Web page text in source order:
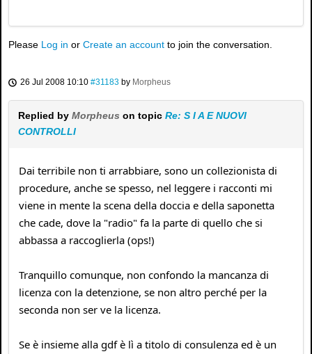
Please Log in or Create an account to join the conversation.
26 Jul 2008 10:10 #31183 by Morpheus
Replied by Morpheus on topic Re: S I A E NUOVI
CONTROLLI
Dai terribile non ti arrabbiare, sono un collezionista di
procedure, anche se spesso, nel leggere i racconti mi
viene in mente la scena della doccia e della saponetta
che cade, dove la "radio" fa la parte di quello che si
abbassa a raccoglierla (ops!)
Tranquillo comunque, non confondo la mancanza di
licenza con la detenzione, se non altro perché per la
seconda non ser ve la licenza.
Se è insieme alla gdf è lì a titolo di consulenza ed è un